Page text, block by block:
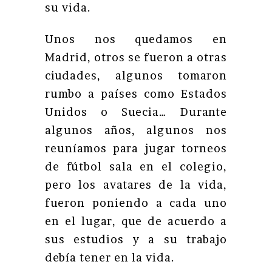
su vida.
Unos nos quedamos en
Madrid, otros se fueron a otras
ciudades, algunos tomaron
rumbo a países como Estados
Unidos o Suecia… Durante
algunos años, algunos nos
reuníamos para jugar torneos
de fútbol sala en el colegio,
pero los avatares de la vida,
fueron poniendo a cada uno
en el lugar, que de acuerdo a
sus estudios y a su trabajo
debía tener en la vida.